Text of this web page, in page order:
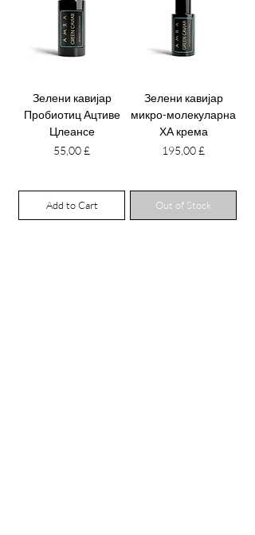
Зелени кавијар
Пробиотиц Ацтиве
Цлеансе
Price
55,00 £
Add to Cart
Зелени кавијар
микро-молекуларна
ХА крема
Price
195,00 £
Out of Stock